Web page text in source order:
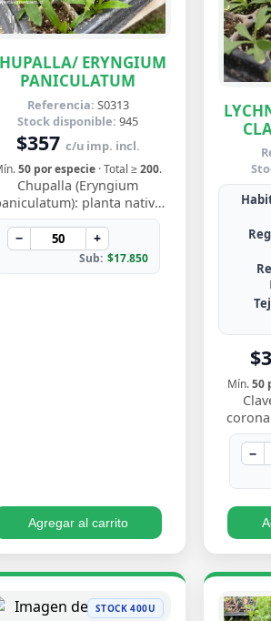
ERYNGIUM
PANICULATUM
Referencia: S0313
Stock disponible: 945
$357 c/u imp. incl.
50 por especie · Total ≥200.
Chupalla (Eryngium
planta nativa
Chile, rústica, de hojas en
con bordes espinosos.
Muy resisten…
− +
Sub: $17.850
Agregar al carrito
Mín.50
gris
−
STOCK 400U